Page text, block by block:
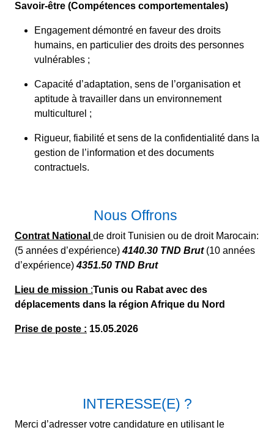
Savoir-être (Compétences comportementales)
Engagement démontré en faveur des droits
humains, en particulier des droits des personnes
vulnérables ;
Capacité d’adaptation, sens de l’organisation et
aptitude à travailler dans un environnement
multiculturel ;
Rigueur, fiabilité et sens de la confidentialité dans la
gestion de l’information et des documents
contractuels.
Nous Offrons
Contrat National de droit Tunisien ou de droit Marocain:
(5 années d’expérience)4140.30 TND Brut(10 années
d’expérience)4351.50 TND Brut
Lieu de mission :Tunis ou Rabat avec des
déplacements dans la région Afrique du Nord
Prise de poste : 15.05.2026
INTERESSE(E) ?
Merci d’adresser votre candidature en utilisant le